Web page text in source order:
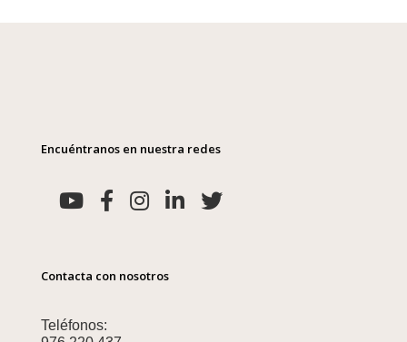
Encuéntranos en nuestra redes
Contacta con nosotros
Teléfonos: